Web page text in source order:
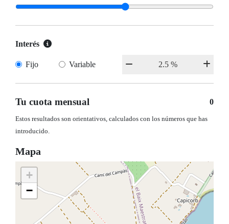
Interés
Fijo Variable
Tu cuota mensual 0
Estos resultados son orientativos, calculados con los números que has
introducido.
Mapa
+
−